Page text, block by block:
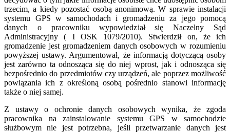
trzecim, a kiedy pozostać osobą anonimową. W sprawie instalacji
systemu GPS w samochodach i gromadzeniu za jego pomocą
danych o pracowniku wypowiedział się Naczelny Sąd
Administracyjny ( I OSK 1079/2010). Stwierdził on, że ich
gromadzenie jest gromadzeniem danych osobowych w rozumieniu
powyższej ustawy. Argumentował, że informacją dotyczącą osoby
jest zarówno ta odnosząca się do niej wprost, jak i odnosząca się
bezpośrednio do przedmiotów czy urządzeń, ale poprzez możliwość
powiązania ich z określoną osobą pośrednio stanowi informację
także o niej samej.
Z ustawy o ochronie danych osobowych wynika, że zgoda
pracownika na zainstalowanie systemu GPS w samochodzie
służbowym nie jest potrzebna, jeśli przetwarzanie danych jest